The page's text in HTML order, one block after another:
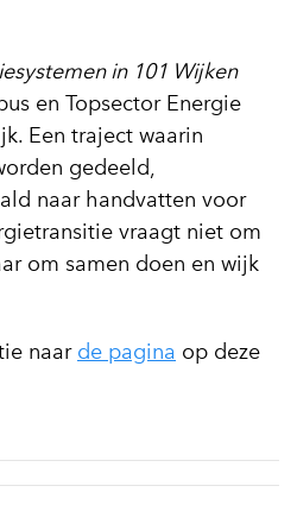
in 101 Wijken
en Topsector Energie
Een traject waarin
gedeeld,
naar handvatten voor
vraagt niet om
om samen doen en wijk
naar de pagina op deze